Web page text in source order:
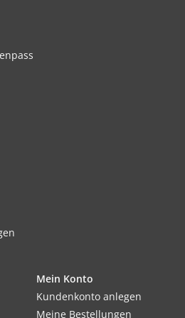
der Reihe 6-8cm. Bei Bedarf nach
Abstand verziehen.
Boden. Geringer bis mittlerer
ausreichend.
Witterung.
Beigabe zu Gemüse, Salat und
Mein Konto
Kundenkonto anlegen
Meine Bestellungen